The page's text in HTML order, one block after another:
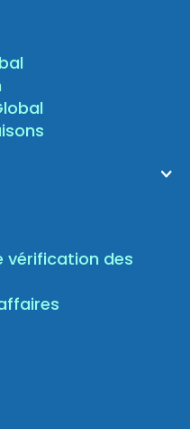
vérification des